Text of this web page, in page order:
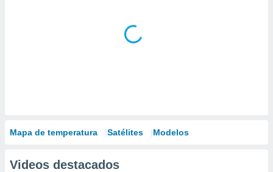
Mapa de temperatura Satélites Modelos
Videos destacados